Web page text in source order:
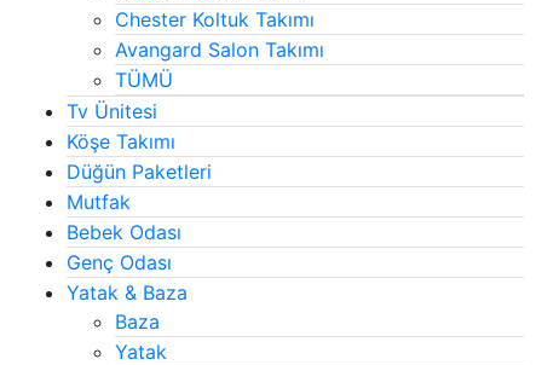
Chester Koltuk Takımı
Avangard Salon Takımı
TÜMÜ
Tv Ünitesi
Köşe Takımı
Düğün Paketleri
Mutfak
Bebek Odası
Genç Odası
Yatak & Baza
Baza
Yatak